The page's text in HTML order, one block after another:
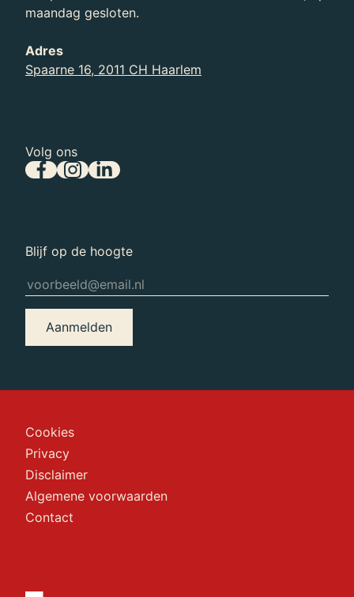
maandag gesloten.
Adres
Spaarne 16, 2011 CH Haarlem
Volg ons
Blijf op de hoogte
Aanmelden
Cookies
Privacy
Disclaimer
Algemene voorwaarden
Contact